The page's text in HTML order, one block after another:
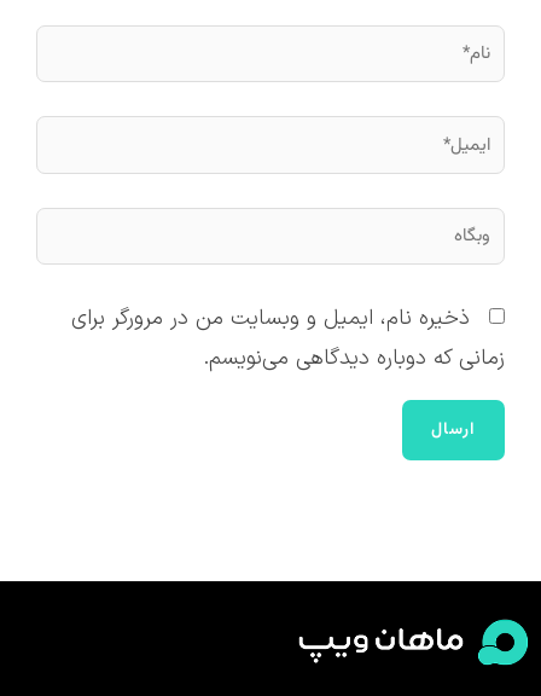
نام*
ایمیل*
وبگاه
ذخیره نام، ایمیل و وبسایت من در مرورگر برای
زمانی که دوباره دیدگاهی می‌نویسم.